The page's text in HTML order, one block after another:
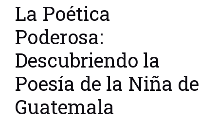
La Poética
Poderosa:
Descubriendo la
Poesía de la Niña de
Guatemala